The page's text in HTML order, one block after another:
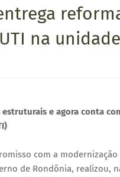
na unidade
e agora conta
com a
de Rondônia, realizou,